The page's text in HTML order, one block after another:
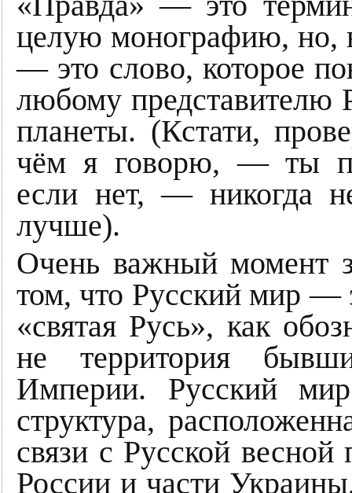
целую монографию, но,
— это слово, которое
любому представителю
планеты. (Кстати,
чём я говорю, — ты
если нет, — никогда
лучше).
Очень важный момент
том, что Русский мир —
«святая Русь», как
не территория
Империи. Русский
структура,
связи с Русской
России и части